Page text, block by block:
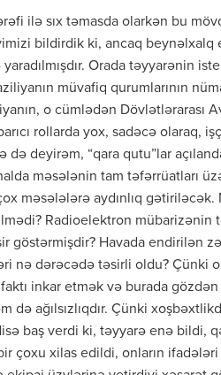
ilə sıx təmasda olarkən bu
bildirdik ki, ancaq beynəlxalq
Orada təyyarənin
müvafiq qurumlarının
o cümlədən Dövlətlərarası
rollarda yox, sadəcə olaraq,
deyirəm, “qara qutu”lar
məsələnin tam təfərrüatları
məsələlərə aydınlıq gətiriləcək.
Radioelektron mübarizənin
göstərmişdir? Havada endirilən
nə dərəcədə təsirli oldu? Çünki
inkar etmək və burada
də ağılsızlıqdır. Çünki
baş verdi ki, təyyarə enə bildi,
çoxu xilas edildi, onların ifadələri